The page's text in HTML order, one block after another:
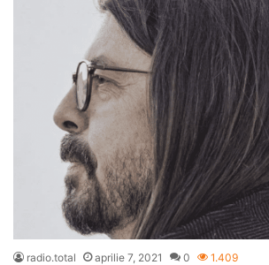
radio.total aprilie 7, 2021 0 1.409